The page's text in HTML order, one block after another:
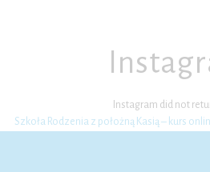
Instagram did not
Szkoła Rodzenia z położną Kasią – kurs